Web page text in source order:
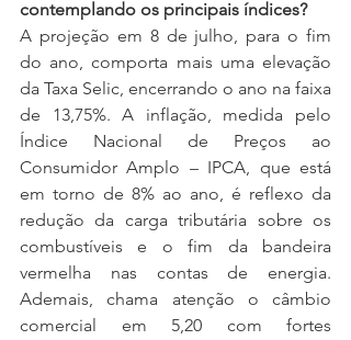
contemplando os principais índices?
A projeção em 8 de julho, para o fim
do ano, comporta mais uma elevação
da Taxa Selic, encerrando o ano na faixa
de 13,75%. A inflação, medida pelo
Índice Nacional de Preços ao
Consumidor Amplo – IPCA, que está
em torno de 8% ao ano, é reflexo da
redução da carga tributária sobre os
combustíveis e o fim da bandeira
vermelha nas contas de energia.
Ademais, chama atenção o câmbio
comercial em 5,20 com fortes